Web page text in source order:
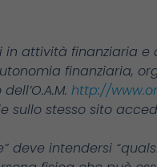
attività finanziaria
finanziaria,
http://
stesso sito
deve intendersi